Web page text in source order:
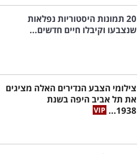
20 תמונות היסטוריות נפלאות
שנצבעו וקיבלו חיים חדשים...
צילומי הצבע הנדירים האלה מציגים
את תל אביב היפה בשנת
1938...